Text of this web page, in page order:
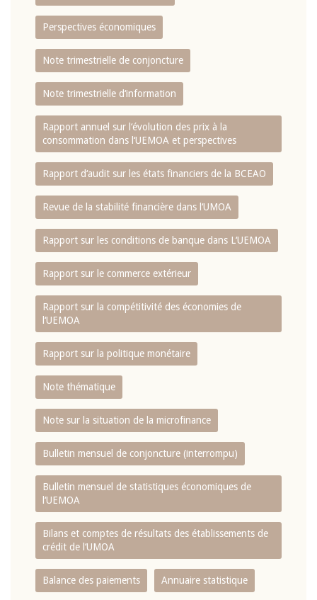
Perspectives économiques
Note trimestrielle de conjoncture
Note trimestrielle d‘information
Rapport annuel sur l‘évolution des prix à la
consommation dans l‘UEMOA et perspectives
Rapport d‘audit sur les états financiers de la BCEAO
Revue de la stabilité financière dans l‘UMOA
Rapport sur les conditions de banque dans L‘UEMOA
Rapport sur le commerce extérieur
Rapport sur la compétitivité des économies de
l‘UEMOA
Rapport sur la politique monétaire
Note thématique
Note sur la situation de la microfinance
Bulletin mensuel de conjoncture (interrompu)
Bulletin mensuel de statistiques économiques de
l‘UEMOA
Bilans et comptes de résultats des établissements de
crédit de l‘UMOA
Balance des paiements Annuaire statistique